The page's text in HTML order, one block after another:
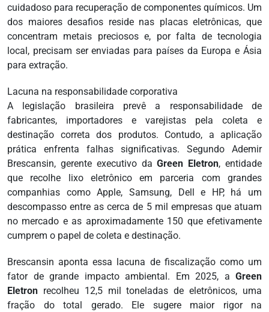
cuidadoso para recuperação de componentes químicos. Um
dos maiores desafios reside nas placas eletrônicas, que
concentram metais preciosos e, por falta de tecnologia
local, precisam ser enviadas para países da Europa e Ásia
para extração.
Lacuna na responsabilidade corporativa
A legislação brasileira prevê a responsabilidade de
fabricantes, importadores e varejistas pela coleta e
destinação correta dos produtos. Contudo, a aplicação
prática enfrenta falhas significativas. Segundo Ademir
Brescansin, gerente executivo daGreen Eletron, entidade
que recolhe lixo eletrônico em parceria com grandes
companhias como Apple, Samsung, Dell e HP, há um
descompasso entre as cerca de 5 mil empresas que atuam
no mercado e as aproximadamente 150 que efetivamente
cumprem o papel de coleta e destinação.
Brescansin aponta essa lacuna de fiscalização como um
fator de grande impacto ambiental. Em 2025, a Green
Eletron recolheu 12,5 mil toneladas de eletrônicos, uma
fração do total gerado. Ele sugere maior rigor na